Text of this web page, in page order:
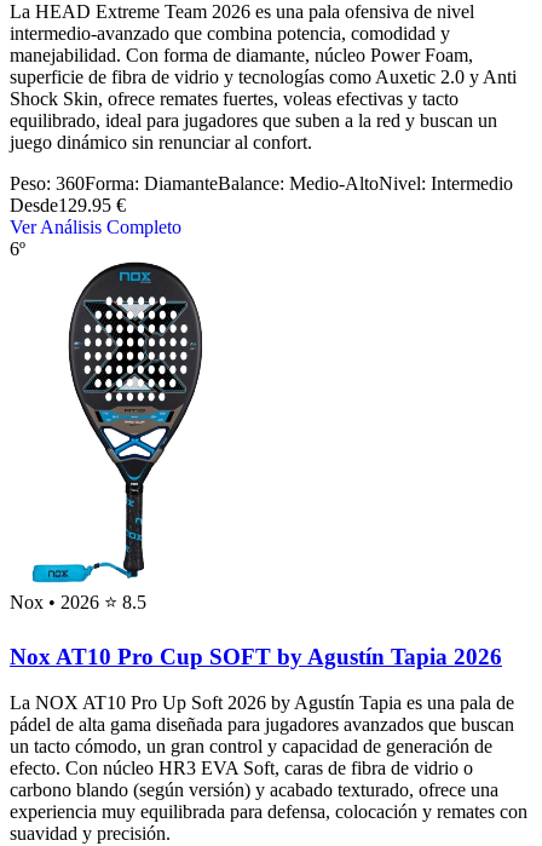
La HEAD Extreme Team 2026 es una pala ofensiva de nivel
intermedio‑avanzado que combina potencia, comodidad y
manejabilidad. Con forma de diamante, núcleo Power Foam,
superficie de fibra de vidrio y tecnologías como Auxetic 2.0 y Anti
Shock Skin, ofrece remates fuertes, voleas efectivas y tacto
equilibrado, ideal para jugadores que suben a la red y buscan un
juego dinámico sin renunciar al confort.
Peso: 360Forma: DiamanteBalance: Medio-AltoNivel: Intermedio
Desde129.95 €
Ver Análisis Completo
6º
Nox • 2026 ⭐ 8.5
Nox AT10 Pro Cup SOFT by Agustín Tapia 2026
La NOX AT10 Pro Up Soft 2026 by Agustín Tapia es una pala de
pádel de alta gama diseñada para jugadores avanzados que buscan
un tacto cómodo, un gran control y capacidad de generación de
efecto. Con núcleo HR3 EVA Soft, caras de fibra de vidrio o
carbono blando (según versión) y acabado texturado, ofrece una
experiencia muy equilibrada para defensa, colocación y remates con
suavidad y precisión.